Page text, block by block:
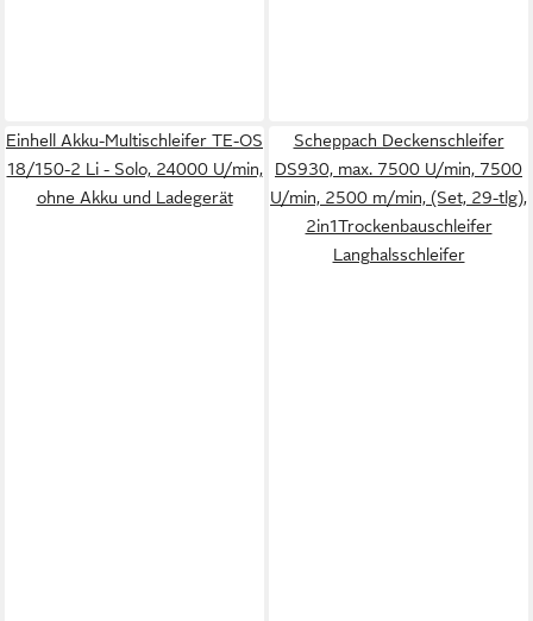
Einhell Akku-Multischleifer TE-OS
18/150-2 Li - Solo, 24000 U/min,
ohne Akku und Ladegerät
Scheppach Deckenschleifer
DS930, max. 7500 U/min, 7500
U/min, 2500 m/min, (Set, 29-tlg),
2in1Trockenbauschleifer
Langhalsschleifer